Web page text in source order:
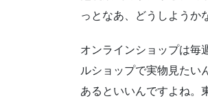
っとなあ、どうしようか
オンラインショップは毎
ルショップで実物見たい
あるといいんですよね。